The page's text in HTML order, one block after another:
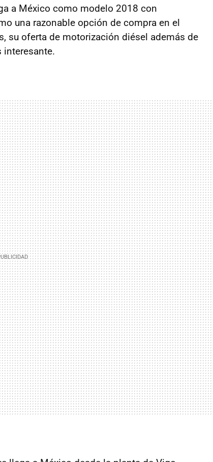
a México como modelo 2018 con
una razonable opción de compra en el
su oferta de motorización diésel además de
interesante.